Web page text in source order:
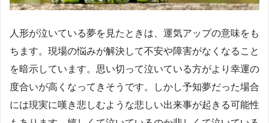
人形が泣いている夢を見たときは、運気アップの意味をも
ちます。現場の悩みが解決して不安や障害がなくなること
を暗示しています。思い切って泣いている方がより幸運の
度合いが高くなってきそうです。しかし予知夢だった場合
には現実に嘆き悲しむような悲しい出来事が起きる可能性